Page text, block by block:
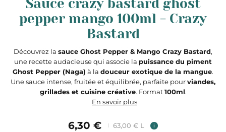
Sauce crazy bastard ghost
pepper mango 100ml - Crazy
Bastard
Découvrez la sauce Ghost Pepper & Mango Crazy Bastard,
une recette audacieuse qui associe la puissance du piment
Ghost Pepper (Naga) à la douceur exotique de la mangue.
Une sauce intense, fruitée et équilibrée, parfaite pourviandes,
grillades et cuisine créative. Format100ml.
En savoir plus
6,30 € 63,00 € L i